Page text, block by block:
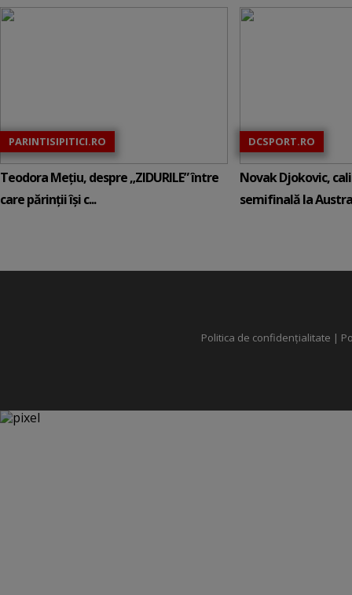
PARINTISIPITICI.RO
Teodora Mețiu, despre „ZIDURILE” între
care părinții își c...
DCSPORT.RO
Novak Djokovic,
semifinală la
Politica de confidențialitate |